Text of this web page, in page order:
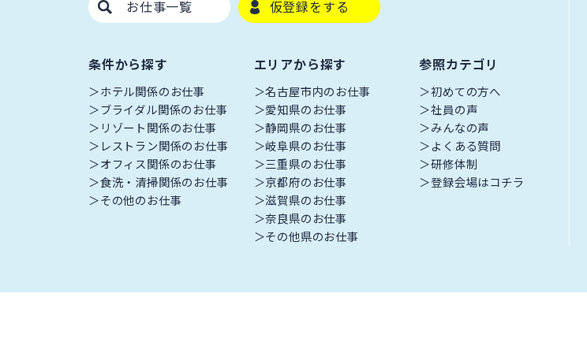
お仕事一覧 仮登録をする
条件から探す
ホテル関係のお仕事
ブライダル関係のお仕事
リゾート関係のお仕事
レストラン関係のお仕事
オフィス関係のお仕事
食洗・清掃関係のお仕事
その他のお仕事
エリアから探す
名古屋市内のお仕事
愛知県のお仕事
静岡県のお仕事
岐阜県のお仕事
三重県のお仕事
京都府のお仕事
滋賀県のお仕事
奈良県のお仕事
その他県のお仕事
参照カテゴリ
初めての方へ
社員の声
みんなの声
よくある質問
研修体制
登録会場はコチラ